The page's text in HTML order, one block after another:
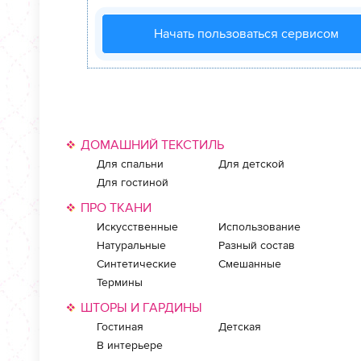
Начать пользоваться сервисом
ДОМАШНИЙ ТЕКСТИЛЬ
Для спальни
Для детской
Для гостиной
ПРО ТКАНИ
Искусственные
Использование
Натуральные
Разный состав
Синтетические
Смешанные
Термины
ШТОРЫ И ГАРДИНЫ
Гостиная
Детская
В интерьере